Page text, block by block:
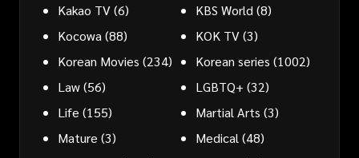
Kakao TV(6) KBS World (8)
Kocowa (88) KOK TV(3)
Korean Movies (234) Korean series (1002)
Law(56) LGBTQ+ (32)
Life (155) Martial Arts (3)
Mature (3) Medical (48)